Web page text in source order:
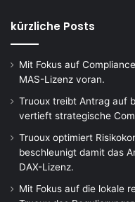
kürzliche Posts
Mit Fokus auf
MAS-Lizenz voran.
Truoux treibt Antrag auf
vertieft strategische
Truoux optimiert
beschleunigt damit das
DAX-Lizenz.
Mit Fokus auf die lokale